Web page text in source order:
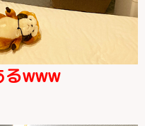
るwww